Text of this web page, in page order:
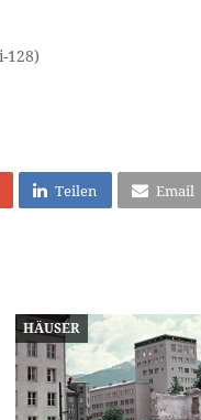
128)
Teilen Email
HÄUSER